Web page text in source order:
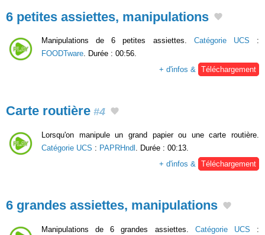
6 petites assiettes, manipulations
Manipulations de 6 petites assiettes. Catégorie UCS :
FOODTware. Durée : 00:56.
+ d'infos & Téléchargement
Carte routière #4
Lorsqu'on manipule un grand papier ou une carte routière.
Catégorie UCS : PAPRHndl
. Durée : 00:13.
+ d'infos &
Téléchargement
6 grandes assiettes, manipulations
Manipulations de 6 grandes assiettes. Catégorie UCS :